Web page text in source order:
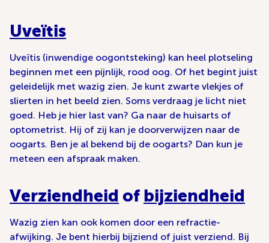
Uveïtis
Uveïtis (inwendige oogontsteking) kan heel plotseling
beginnen met een pijnlijk, rood oog. Of het begint juist
geleidelijk met wazig zien. Je kunt zwarte vlekjes of
slierten in het beeld zien. Soms verdraag je licht niet
goed. Heb je hier last van? Ga naar de huisarts of
optometrist. Hij of zij kan je doorverwijzen naar de
oogarts. Ben je al bekend bij de oogarts? Dan kun je
meteen een afspraak maken.
Verziendheid of bijziendheid
Wazig zien kan ook komen door een refractie-
afwijking. Je bent hierbij bijziend of juist verziend. Bij